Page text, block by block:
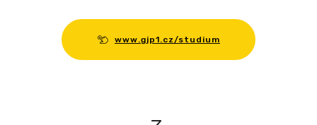
www.gjp1.cz/studium